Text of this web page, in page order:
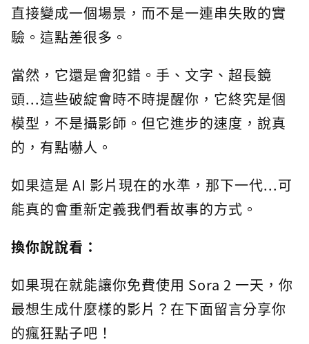
直接變成一個場景，而不是一連串失敗的實
驗。這點差很多。
當然，它還是會犯錯。手、文字、超長鏡
頭...這些破綻會時不時提醒你，它終究是個
模型，不是攝影師。但它進步的速度，說真
的，有點嚇人。
如果這是 AI 影片現在的水準，那下一代...可
能真的會重新定義我們看故事的方式。
換你說說看：
如果現在就能讓你免費使用 Sora 2 一天，你
最想生成什麼樣的影片？在下面留言分享你
的瘋狂點子吧！